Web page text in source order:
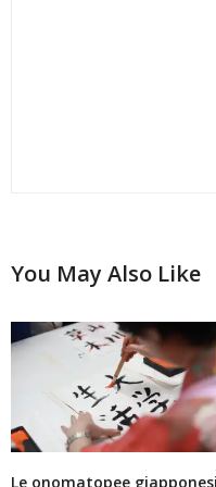
You May Also Like
Le onomatopee